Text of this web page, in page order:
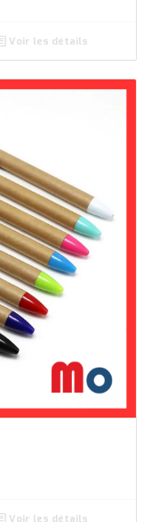
Voir les détails
Voir les détails